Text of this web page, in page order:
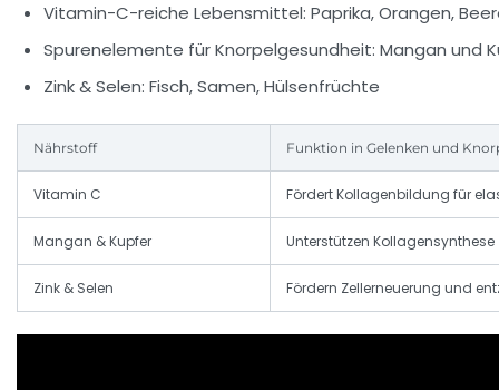
Vitamin-C-reiche Lebensmittel: Paprika, Orangen,
Spurenelemente für Knorpelgesundheit: Mangan und
Zink & Selen: Fisch, Samen, Hülsenfrüchte
Nährstoff Funktion in Gelenken und
Vitamin C Fördert Kollagenbildung für
Mangan & Kupfer Unterstützen Kollagensynthese
Zink & Selen Fördern Zellerneuerung und